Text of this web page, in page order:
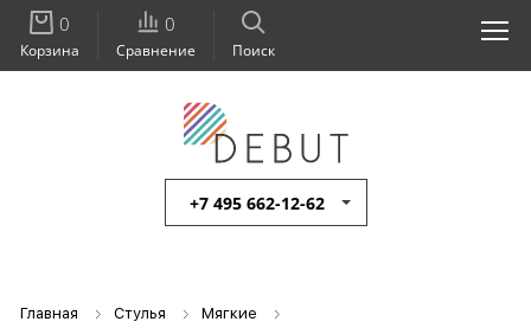
+7 495 662-12-62
Поиск
0
Сравнение
0
Корзина
Главная Стулья Мягкие